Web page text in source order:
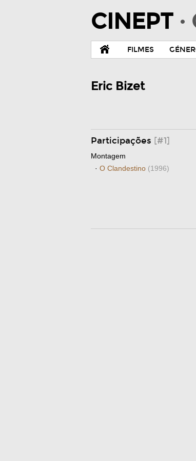
CINEPT
FILMES
Eric Bizet
Participações [#1]
Montagem
· O Clandestino (1996)